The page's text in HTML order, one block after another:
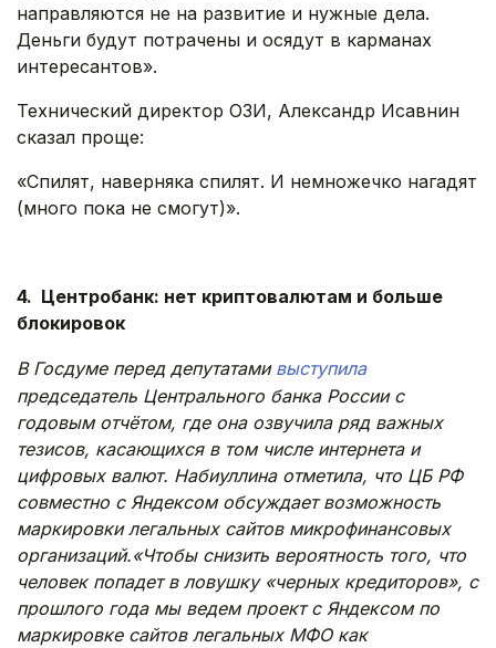
направляются не на развитие и нужные дела.
Деньги будут потрачены и осядут в карманах
интересантов».
Технический директор ОЗИ, Александр Исавнин
сказал проще:
«Спилят, наверняка спилят. И немножечко нагадят
(много пока не смогут)».
4. Центробанк: нет криптовалютам и больше
блокировок
В Госдуме перед депутатами выступила
председатель Центрального банка России с
годовым отчётом, где она озвучила ряд важных
тезисов, касающихся в том числе интернета и
цифровых валют. Набиуллина отметила, что ЦБ РФ
совместно с Яндексом обсуждает возможность
маркировки легальных сайтов микрофинансовых
организаций.«Чтобы снизить вероятность того, что
человек попадет в ловушку «черных кредиторов», с
прошлого года мы ведем проект с Яндексом по
маркировке сайтов легальных МФО как